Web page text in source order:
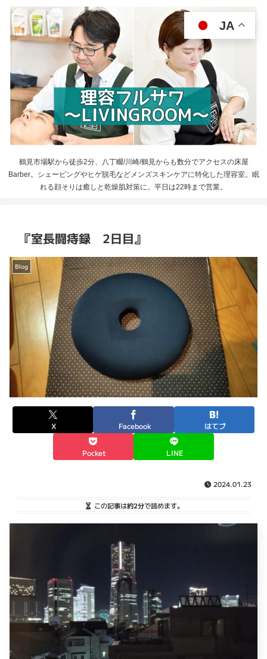
鶴見市場駅から徒歩2分、八丁畷/川崎/鶴見からも数分でアクセスの床屋
Barber。シェービングやヒゲ脱毛などメンズスキンケアに特化した理容室。眠
れる顔そりは癒しと乾燥肌対策に。平日は22時まで営業。
『室長闘痔録 2日目』
Blog
X Facebook はてブ
Pocket LINE
2024.01.23
この記事は約2分で読めます。
JA